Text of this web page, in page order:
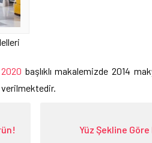
başlıklı makalemizde 2014
verilmektedir.
Yüz Şekline Göre